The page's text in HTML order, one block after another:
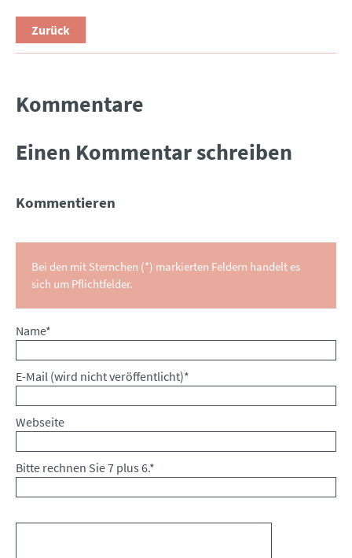
Zurück
Kommentare
Einen Kommentar schreiben
Kommentieren
Bei den mit Sternchen (*) markierten Feldern handelt es
sich um Pflichtfelder.
Pflichtfeld
Name*
Pflichtfeld
E-Mail (wird nicht veröffentlicht)*
Webseite
Bitte rechnen Sie 7 plus 6.*